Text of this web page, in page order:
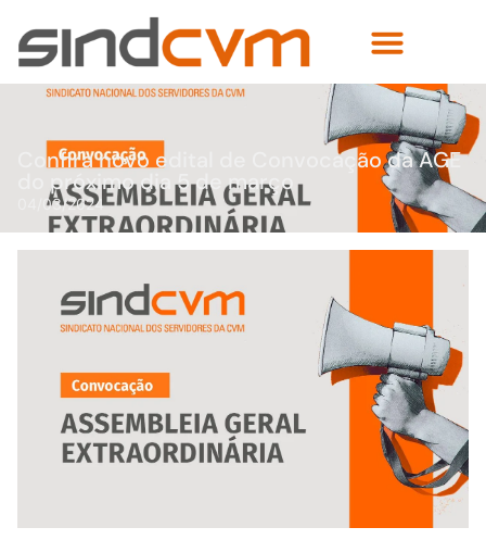
Confira novo edital de Convocação da AGE
do próximo dia 5 de março
04/03/2024